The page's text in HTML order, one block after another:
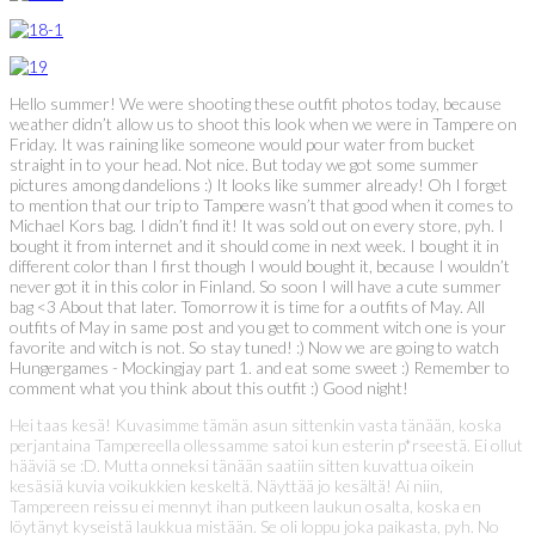
Hello summer! We were shooting these outfit photos today, because
weather didn’t allow us to shoot this look when we were in Tampere on
Friday. It was raining like someone would pour water from bucket
straight in to your head. Not nice. But today we got some summer
pictures among dandelions :) It looks like summer already! Oh I forget
to mention that our trip to Tampere wasn’t that good when it comes to
Michael Kors bag. I didn’t find it! It was sold out on every store, pyh. I
bought it from internet and it should come in next week. I bought it in
different color than I first though I would bought it, because I wouldn’t
never got it in this color in Finland. So soon I will have a cute summer
bag <3 About that later. Tomorrow it is time for a outfits of May. All
outfits of May in same post and you get to comment witch one is your
favorite and witch is not. So stay tuned! :) Now we are going to watch
Hungergames - Mockingjay part 1. and eat some sweet :) Remember to
comment what you think about this outfit :) Good night!
Hei taas kesä! Kuvasimme tämän asun sittenkin vasta tänään, koska
perjantaina Tampereella ollessamme satoi kun esterin p*rseestä. Ei ollut
hääviä se :D. Mutta onneksi tänään saatiin sitten kuvattua oikein
kesäsiä kuvia voikukkien keskeltä. Näyttää jo kesältä! Ai niin,
Tampereen reissu ei mennyt ihan putkeen laukun osalta, koska en
löytänyt kyseistä laukkua mistään. Se oli loppu joka paikasta, pyh. No